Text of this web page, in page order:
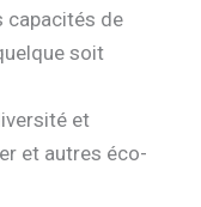
capacités de
soit
et
et autres éco-